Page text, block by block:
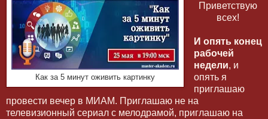
Как за 5 минут оживить картинку
Приветствую
всех!
И опять конец
рабочей
недели, и
опять я
приглашаю
провести вечер в МИАМ. Приглашаю не на
телевизионный сериал с мелодрамой, приглашаю на